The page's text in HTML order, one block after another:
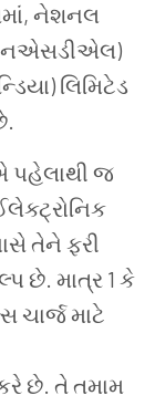
, નેશનલ
(એનએસડીએલ)
લિમિટેડ
પહેલાથી જ
તેને ફરી
છે. માત્ર 1 કે
ચાર્જ માટે
છે. તે તમામ